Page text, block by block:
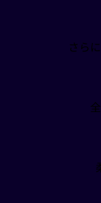
さら
Duolingoで